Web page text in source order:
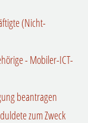
(Nicht-
- Mobiler-ICT-
beantragen
zum Zweck